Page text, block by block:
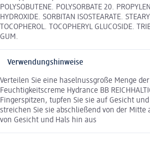
POLYSOBUTENE. POLYSORBATE 20.
HYDROXIDE. SORBITAN ISOSTEARATE.
TOCOPHEROL. TOCOPHERYL GLUCOSIDE.
GUM.
Verwendungshinweise
Verteilen Sie eine haselnussgroße Menge
Feuchtigkeitscreme Hydrance BB
Fingerspitzen, tupfen Sie sie auf Gesicht
streichen Sie sie abschließend von der Mitte
von Gesicht und Hals hin aus